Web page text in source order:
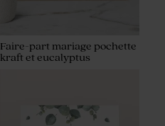
Faire-part mariage pochette
kraft et eucalyptus